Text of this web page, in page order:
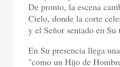
De pronto, la escena
Cielo, donde la corte
y el Señor sentado en
En Su presencia llega
"como un Hijo de